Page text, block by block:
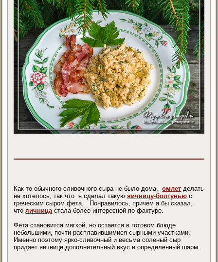
Как-то обычного сливочного сыра не было дома,омлет делать
не хотелось, так что я сделал такуюяичницу-болтунью с
греческим сыром фета. Понравилось, причем я бы сказал,
чтояичница стала более интересной по фактуре.
Фета становится мягкой, но остается в готовом блюде
небольшими, почти расплавившимися сырными участками.
Именно поэтому ярко-сливочный и весьма соленый сыр
придает яичнице дополнительный вкус и определенный шарм.